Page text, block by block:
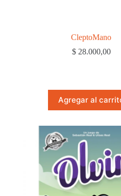
CleptoMano
$28.000,00
Agregar al